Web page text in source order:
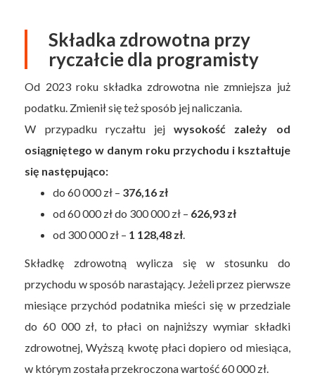
Składka zdrowotna przy
ryczałcie dla programisty
Od 2023 roku składka zdrowotna nie zmniejsza już
podatku. Zmienił się też sposób jej naliczania.
W przypadku ryczałtu jejwysokość zależy od
osiągniętego w danym roku przychodu i kształtuje
się następująco:
do 60 000 zł – 376,16 zł
od 60 000 zł do 300 000 zł – 626,93 zł
od 300 000 zł – 1 128,48 zł
Składkę zdrowotną wylicza się w stosunku do
przychodu w sposób narastający. Jeżeli przez pierwsze
miesiące przychód podatnika mieści się w przedziale
do 60 000 zł, to płaci on najniższy wymiar składki
zdrowotnej, Wyższą kwotę płaci dopiero od miesiąca,
w którym została przekroczona wartość 60 000 zł.